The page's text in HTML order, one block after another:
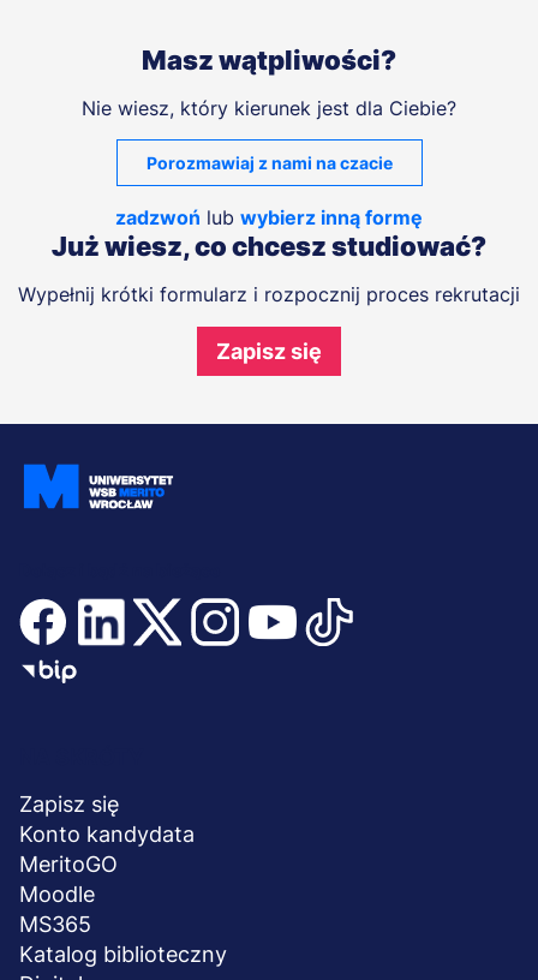
Masz wątpliwości?
Nie wiesz, który kierunek jest dla Ciebie?
Porozmawiaj z nami na czacie
zadzwoń lub wybierz inną formę
Już wiesz, co chcesz studiować?
Wypełnij krótki formularz i rozpocznij proces rekrutacji
Zapisz się
stopka
Zapisz się
Konto kandydata
MeritoGO
Moodle
MS365
Katalog biblioteczny